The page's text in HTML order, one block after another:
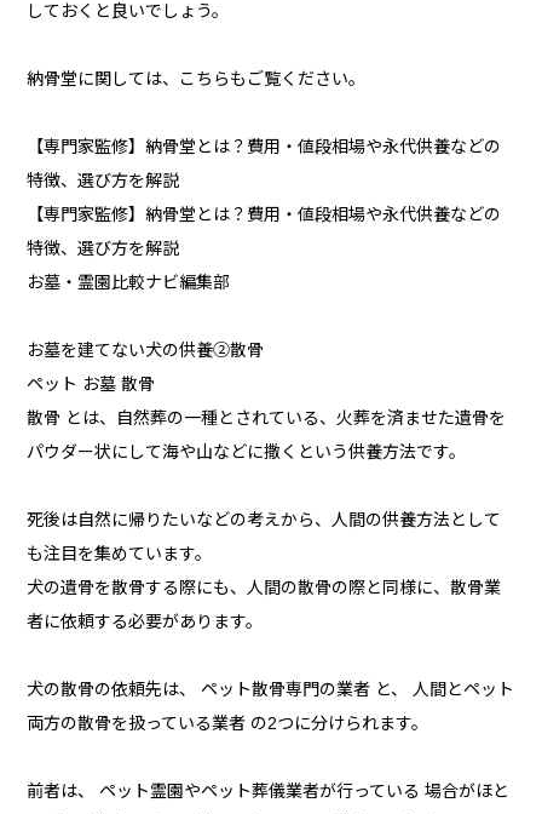
しておくと良いでしょう。
納骨堂に関しては、こちらもご覧ください。
【専門家監修】納骨堂とは？費用・値段相場や永代供養などの
特徴、選び方を解説
【専門家監修】納骨堂とは？費用・値段相場や永代供養などの
特徴、選び方を解説
お墓・霊園比較ナビ編集部
お墓を建てない犬の供養②散骨
ペット お墓 散骨
散骨 とは、自然葬の一種とされている、火葬を済ませた遺骨を
パウダー状にして海や山などに撒くという供養方法です。
死後は自然に帰りたいなどの考えから、人間の供養方法として
も注目を集めています。
犬の遺骨を散骨する際にも、人間の散骨の際と同様に、散骨業
者に依頼する必要があります。
犬の散骨の依頼先は、 ペット散骨専門の業者 と、 人間とペット
両方の散骨を扱っている業者 の2つに分けられます。
前者は、 ペット霊園やペット葬儀業者が行っている 場合がほと